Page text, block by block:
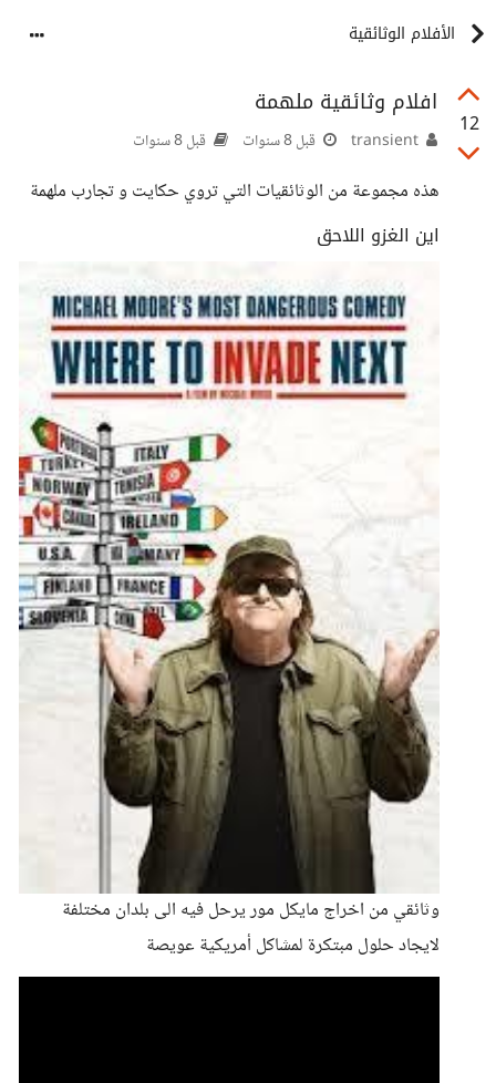
الأفلام الوثائقية
12
افلام وثائقية ملهمة
قبل 8 سنوات قبل 8 سنوات
هذه مجموعة من الوثائقيات التي تروي حكايت و تجارب ملهمة
اين الغزو اللاحق
وثائقي من اخراج مايكل مور يرحل فيه الى بلدان مختلفة
لايجاد حلول مبتكرة لمشاكل أمريكية عويصة